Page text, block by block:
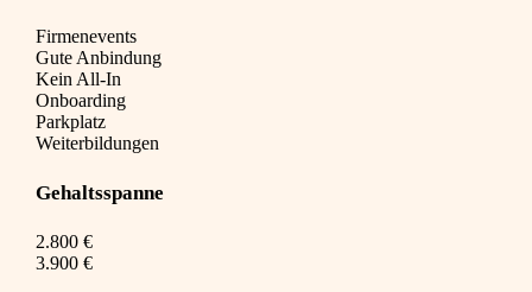
Firmenevents
Gute Anbindung
Kein All-In
Onboarding
Parkplatz
Weiterbildungen
Gehaltsspanne
2.800 €
3.900 €